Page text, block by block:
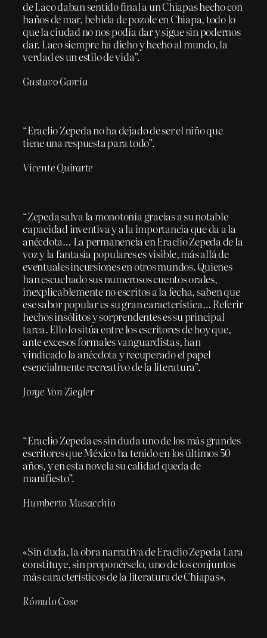
de Laco daban sentido final a un Chiapas hecho con
baños de mar, bebida de pozole en Chiapa, todo lo
que la ciudad no nos podía dar y sigue sin podernos
dar. Laco siempre ha dicho y hecho al mundo, la
verdad es un estilo de vida”.
Gustavo García
“Eraclio Zepeda no ha dejado de ser el niño que
tiene una respuesta para todo”.
Vicente Quirarte
“Zepeda salva la monotonía gracias a su notable
capacidad inventiva y a la importancia que da a la
anécdota… La permanencia en Eraclio Zepeda de la
voz y la fantasía populares es visible, más allá de
eventuales incursiones en otros mundos. Quienes
han escuchado sus numerosos cuentos orales,
inexplicablemente no escritos a la fecha, saben que
ese sabor popular es su gran característica… Referir
hechos insólitos y sorprendentes es su principal
tarea. Ello lo sitúa entre los escritores de hoy que,
ante excesos formales vanguardistas, han
vindicado la anécdota y recuperado el papel
esencialmente recreativo de la literatura”.
Jorge Von Ziegler
“Eraclio Zepeda es sin duda uno de los más grandes
escritores que México ha tenido en los últimos 50
años, y en esta novela su calidad queda de
manifiesto”.
Humberto Musacchio
«Sin duda, la obra narrativa de Eraclio Zepeda Lara
constituye, sin proponérselo, uno de los conjuntos
más característicos de la literatura de Chiapas».
Rómulo Cose